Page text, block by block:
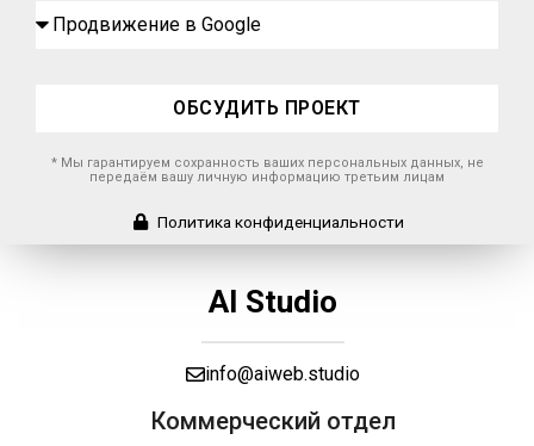
ОБСУДИТЬ ПРОЕКТ
* Мы гарантируем сохранность ваших персональных данных, не
передаём вашу личную информацию третьим лицам
Политика конфиденциальности
AI Studio
info@aiweb.studio
Коммерческий отдел